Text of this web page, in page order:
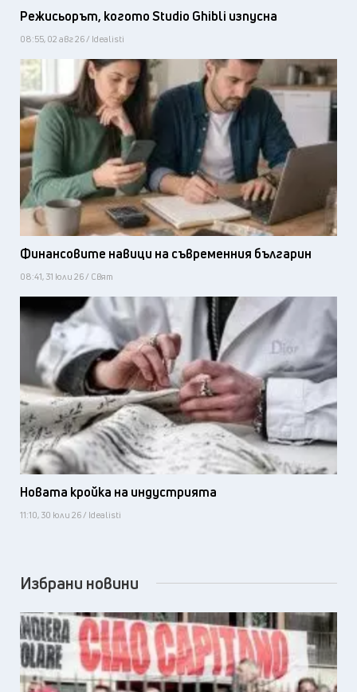
Режисьорът, когото Studio Ghibli изпусна
08:55, 02 авг 26 / Idealisti
Финансовите навици на съвременния българин
08:41, 31 юли 26 / Свят
Новата кройка на индустрията
11:10, 30 юли 26 / Idealisti
Избрани новини